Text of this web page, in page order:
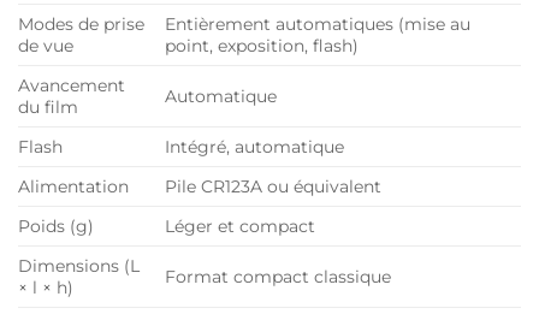
Modes de prise
de vue
Entièrement automatiques (mise au
point, exposition, flash)
Avancement
du film
Automatique
Flash
Intégré, automatique
Alimentation
Pile CR123A ou équivalent
Poids (g)
Léger et compact
Dimensions (L
× l × h)
Format compact classique